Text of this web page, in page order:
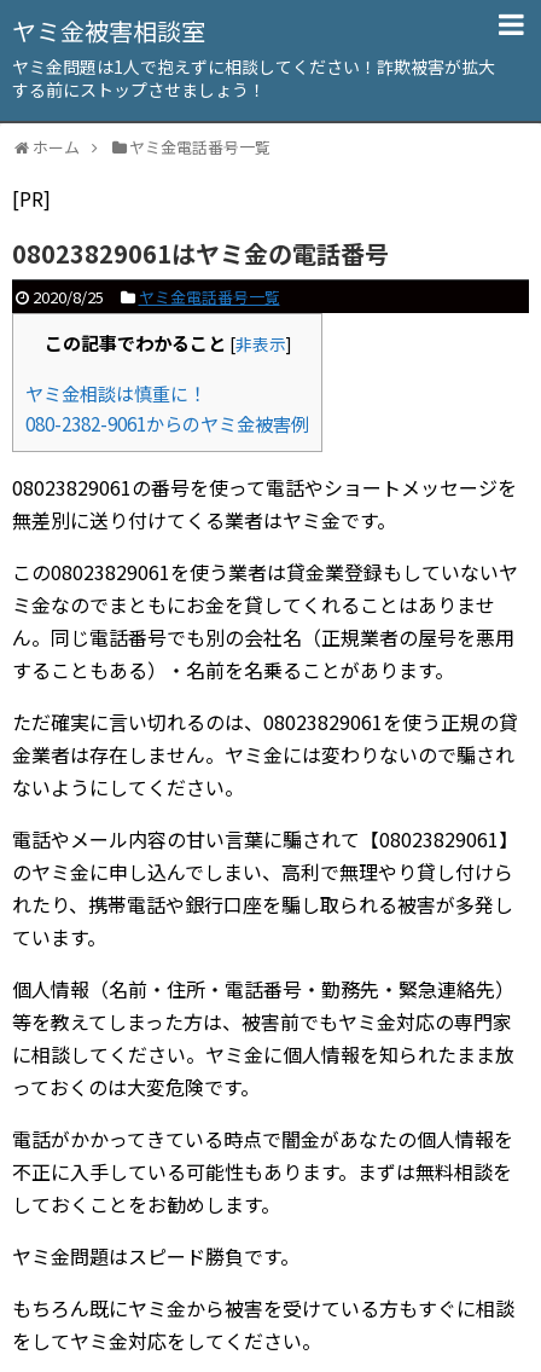
ヤミ金被害相談室
ヤミ金問題は1人で抱えずに相談してください！詐欺被害が拡大
する前にストップさせましょう！
ホーム ヤミ金電話番号一覧
[PR]
08023829061はヤミ金の電話番号
2020/8/25 ヤミ金電話番号一覧
この記事でわかること [非表示]
ヤミ金相談は慎重に！
080-2382-9061からのヤミ金被害例
08023829061の番号を使って電話やショートメッセージを
無差別に送り付けてくる業者はヤミ金です。
この08023829061を使う業者は貸金業登録もしていないヤ
ミ金なのでまともにお金を貸してくれることはありませ
ん。同じ電話番号でも別の会社名（正規業者の屋号を悪用
することもある）・名前を名乗ることがあります。
ただ確実に言い切れるのは、08023829061を使う正規の貸
金業者は存在しません。ヤミ金には変わりないので騙され
ないようにしてください。
電話やメール内容の甘い言葉に騙されて【08023829061】
のヤミ金に申し込んでしまい、高利で無理やり貸し付けら
れたり、携帯電話や銀行口座を騙し取られる被害が多発し
ています。
個人情報（名前・住所・電話番号・勤務先・緊急連絡先）
等を教えてしまった方は、被害前でもヤミ金対応の専門家
に相談してください。ヤミ金に個人情報を知られたまま放
っておくのは大変危険です。
電話がかかってきている時点で闇金があなたの個人情報を
不正に入手している可能性もあります。まずは無料相談を
しておくことをお勧めします。
ヤミ金問題はスピード勝負です。
もちろん既にヤミ金から被害を受けている方もすぐに相談
をしてヤミ金対応をしてください。